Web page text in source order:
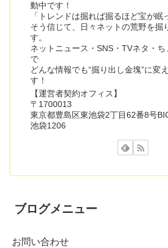
動中です！
「トレンドは掘れば掘るほど宝が眠
そう信じて、日々ネットの荒野を掘
す。
ネットニュース・SNS・TVネタ・ち
で
どんな情報でも“掘り出し金塊”に変
す！
【運営者契約オフィス】
〒1700013
東京都豊島区東池袋2丁目62番8号
池袋1206
ブログメニュー
お問い合わせ